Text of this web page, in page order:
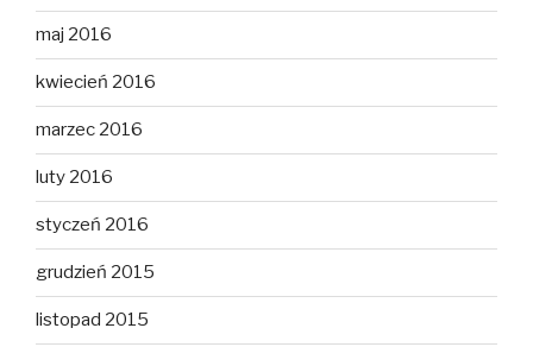
maj 2016
kwiecień 2016
marzec 2016
luty 2016
styczeń 2016
grudzień 2015
listopad 2015